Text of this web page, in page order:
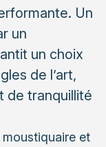
Un
un
un choix
de l’art,
de tranquillité
et
simplicité
moustiquaire
installation